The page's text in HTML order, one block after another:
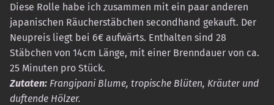
Diese Rolle habe ich zusammen mit ein paar anderen
japanischen Räucherstäbchen secondhand gekauft. Der
Neupreis liegt bei 6€ aufwärts. Enthalten sind 28
Stäbchen von 14cm Länge, mit einer Brenndauer von ca.
25 Minuten pro Stück.
Zutaten: Frangipani Blume, tropische Blüten, Kräuter und
duftende Hölzer.